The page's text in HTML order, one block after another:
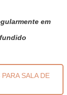
em
SALA DE